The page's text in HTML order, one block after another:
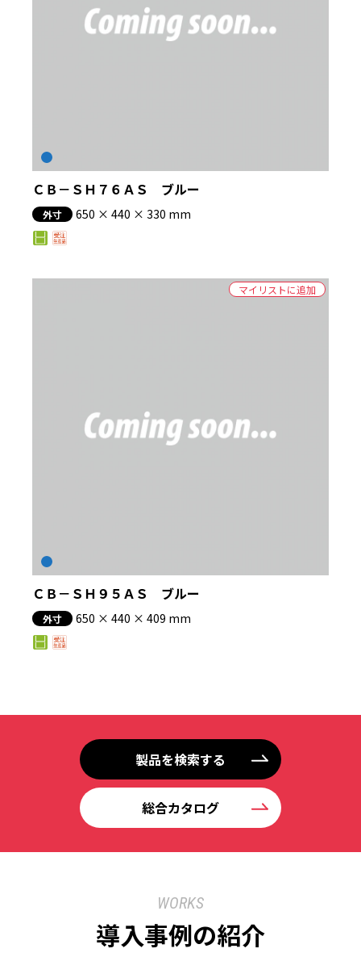
ＣＢ－ＳＨ７６ＡＳ ブルー
外寸 650 × 440 × 330 mm
マイリストに追加
ＣＢ－ＳＨ９５ＡＳ ブルー
外寸 650 × 440 × 409 mm
製品を検索する
総合カタログ
WORKS
導入事例の紹介